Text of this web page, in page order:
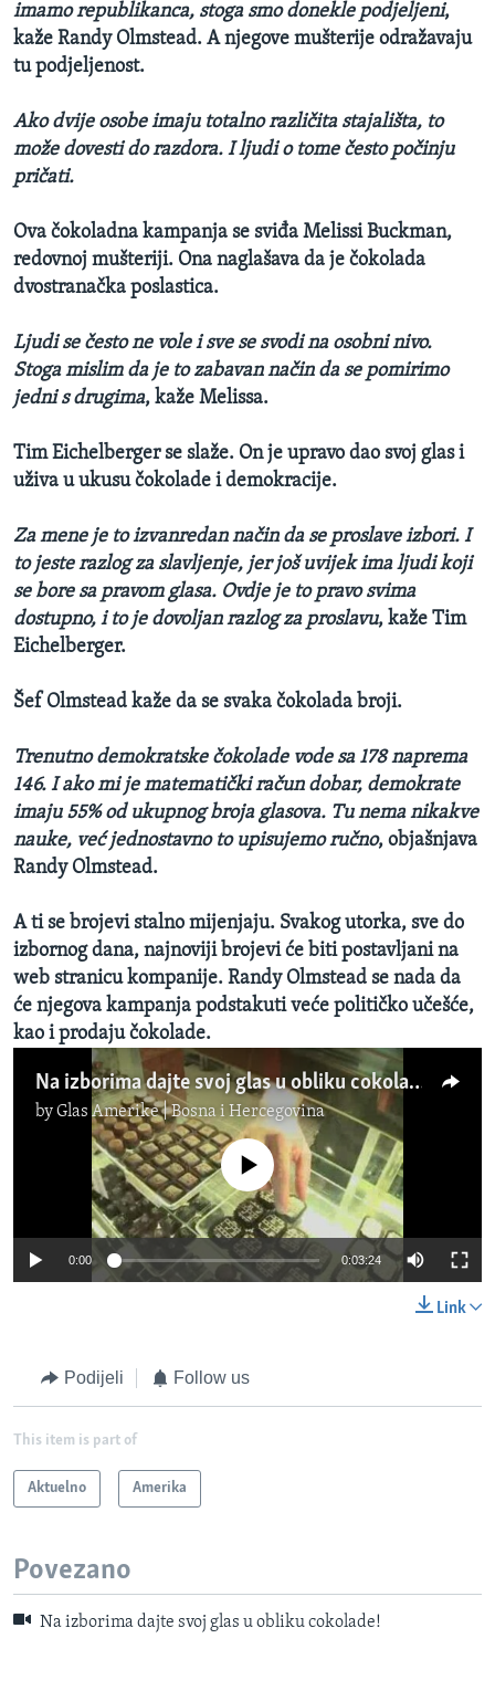
imamo republikanca, stoga smo donekle podjeljeni,
kaže Randy Olmstead. A njegove mušterije odražavaju
tu podjeljenost.
Ako dvije osobe imaju totalno različita stajališta, to
može dovesti do razdora. I ljudi o tome često počinju
pričati.
Ova čokoladna kampanja se sviđa Melissi Buckman,
redovnoj mušteriji. Ona naglašava da je čokolada
dvostranačka poslastica.
Ljudi se često ne vole i sve se svodi na osobni nivo.
Stoga mislim da je to zabavan način da se pomirimo
jedni s drugima, kaže Melissa.
Tim Eichelberger se slaže. On je upravo dao svoj glas i
uživa u ukusu čokolade i demokracije.
Za mene je to izvanredan način da se proslave izbori. I
to jeste razlog za slavljenje, jer još uvijek ima ljudi koji
se bore sa pravom glasa. Ovdje je to pravo svima
dostupno, i to je dovoljan razlog za proslavu, kaže Tim
Eichelberger.
Šef Olmstead kaže da se svaka čokolada broji.
Trenutno demokratske čokolade vode sa 178 naprema
146. I ako mi je matematički račun dobar, demokrate
imaju 55% od ukupnog broja glasova. Tu nema nikakve
nauke, već jednostavno to upisujemo ručno, objašnjava
Randy Olmstead.
A ti se brojevi stalno mijenjaju. Svakog utorka, sve do
izbornog dana, najnoviji brojevi će biti postavljani na
web stranicu kompanije. Randy Olmstead se nada da
će njegova kampanja podstakuti veće političko učešće,
kao i prodaju čokolade.
Na izborima dajte svoj glas u obliku cokolade!
byGlas Amerike | Bosna i Hercegovina
No media source currently available
0:00 0:03:24
Link
Podijeli Follow us
This item is part of
Aktuelno Amerika
Povezano
Na izborima dajte svoj glas u obliku cokolade!